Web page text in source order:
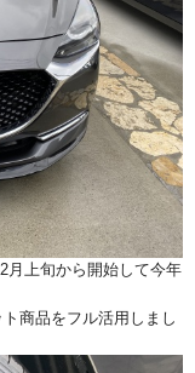
月上旬から開始して今年
商品をフル活用しまし